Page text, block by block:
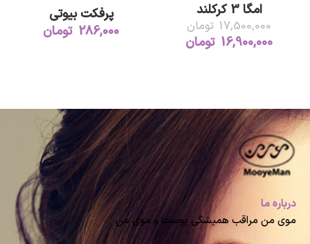
امگا 3 کرکلند
17,500,000 تومان
16,900,000 تومان
پرفکت بیوتی
286,000 تومان
درباره ما
موی من مراقب همیشگی پوست و موی من